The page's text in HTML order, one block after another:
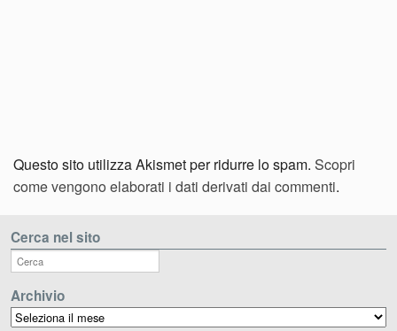
Questo sito utilizza Akismet per ridurre lo spam. Scopri
come vengono elaborati i dati derivati dai commenti.
Cerca nel sito
Archivio
Archivio